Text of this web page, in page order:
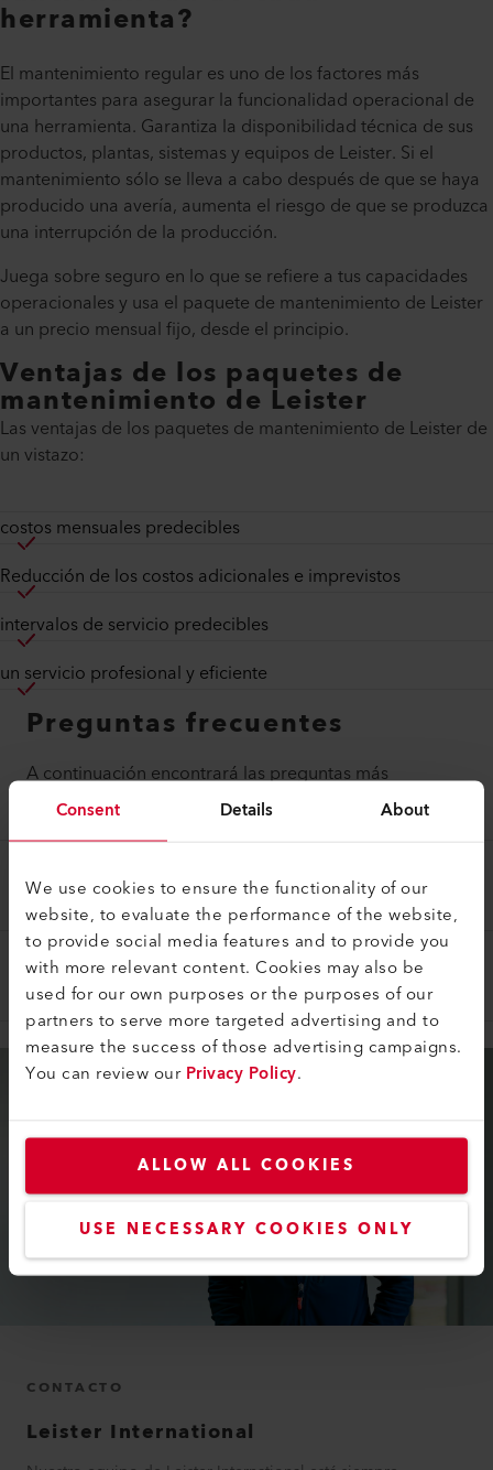
Consent Details About
We use cookies to ensure the functionality of our
website, to evaluate the performance of the website,
to provide social media features and to provide you
with more relevant content. Cookies may also be
used for our own purposes or the purposes of our
partners to serve more targeted advertising and to
measure the success of those advertising campaigns.
You can review ourPrivacy Policy.
ALLOW ALL COOKIES
USE NECESSARY COOKIES ONLY
herramienta?
El mantenimiento regular es uno de los factores más
importantes para asegurar la funcionalidad operacional de
una herramienta. Garantiza la disponibilidad técnica de sus
productos, plantas, sistemas y equipos de Leister. Si el
mantenimiento sólo se lleva a cabo después de que se haya
producido una avería, aumenta el riesgo de que se produzca
una interrupción de la producción.
Juega sobre seguro en lo que se refiere a tus capacidades
operacionales y usa el paquete de mantenimiento de Leister
a un precio mensual fijo, desde el principio.
Ventajas de los paquetes de
mantenimiento de Leister
Las ventajas de los paquetes de mantenimiento de Leister de
un vistazo:
costos mensuales predecibles
Reducción de los costos adicionales e imprevistos
intervalos de servicio predecibles
un servicio profesional y eficiente
Preguntas frecuentes
A continuación encontrará las preguntas más
frecuentes y nuestras respuestas:
¿QUÉ TRABAJO INCLUYE UN PAQUETE DE
MANTENIMIENTO?
¿CUÁNDO PUEDE TERMINAR UN PAQUETE
DE MANTENIMIENTO?
CONTACTO
Leister International